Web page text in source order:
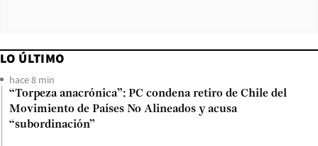
LO ÚLTIMO
hace 8 min
“Torpeza anacrónica”: PC condena retiro de Chile del
Movimiento de Países No Alineados y acusa
“subordinación”